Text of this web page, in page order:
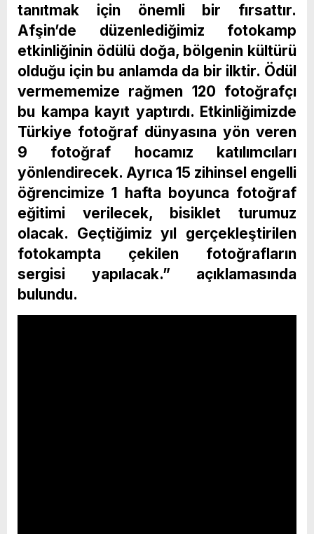
tanıtmak için önemli bir fırsattır.
Afşin’de düzenlediğimiz fotokamp
etkinliğinin ödülü doğa, bölgenin kültürü
olduğu için bu anlamda da bir ilktir. Ödül
vermememize rağmen 120 fotoğrafçı
bu kampa kayıt yaptırdı. Etkinliğimizde
Türkiye fotoğraf dünyasına yön veren
9 fotoğraf hocamız katılımcıları
yönlendirecek. Ayrıca 15 zihinsel engelli
öğrencimize 1 hafta boyunca fotoğraf
eğitimi verilecek, bisiklet turumuz
olacak. Geçtiğimiz yıl gerçekleştirilen
fotokampta çekilen fotoğrafların
sergisi yapılacak.” açıklamasında
bulundu.